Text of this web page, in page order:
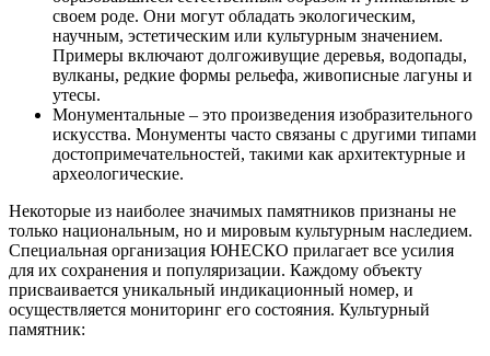
своем роде. Они могут обладать экологическим,
научным, эстетическим или культурным значением.
Примеры включают долгоживущие деревья, водопады,
вулканы, редкие формы рельефа, живописные лагуны и
утесы.
Монументальные – это произведения изобразительного
искусства. Монументы часто связаны с другими типами
достопримечательностей, такими как архитектурные и
археологические.
Некоторые из наиболее значимых памятников признаны не
только национальным, но и мировым культурным наследием.
Специальная организация ЮНЕСКО прилагает все усилия
для их сохранения и популяризации. Каждому объекту
присваивается уникальный индикационный номер, и
осуществляется мониторинг его состояния. Культурный
памятник: